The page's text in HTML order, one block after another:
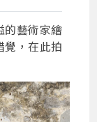
的藝術家繪
覺，在此拍